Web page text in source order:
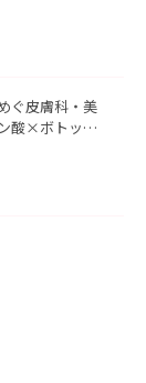
ぐ皮膚科・美
酸×ボトック